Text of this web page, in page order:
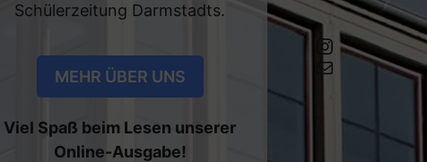
Schülerzeitung Darmstadts.
MEHR ÜBER UNS
Viel Spaß beim Lesen unserer
Online-Ausgabe!
Instagram
Mail an die EULE Redaktion